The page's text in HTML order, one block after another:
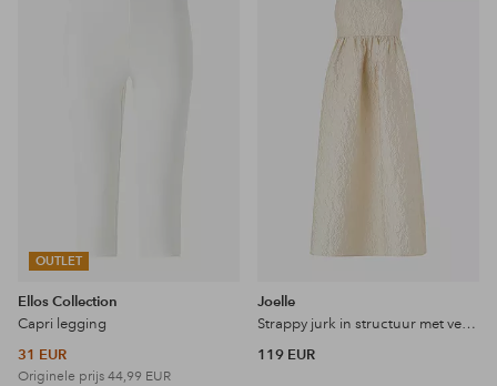
OUTLET
Ellos Collection
Capri legging
31 EUR
Originele prijs 44,99 EUR
Joelle
Strappy jurk in structuur met veel volume
119 EUR